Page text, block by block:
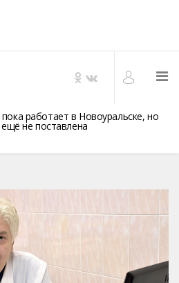
работает в Новоуральске, но
не поставлена